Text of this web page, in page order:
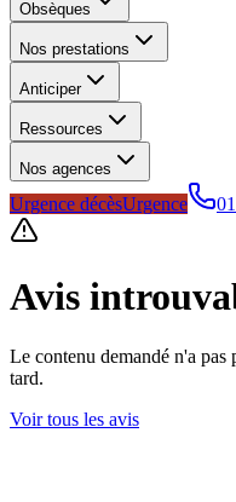
Obsèques
Nos prestations
Anticiper
Ressources
Nos agences
Urgence décèsUrgence
Avis
Le contenu demandé n'a pas
tard.
Voir tous les avis